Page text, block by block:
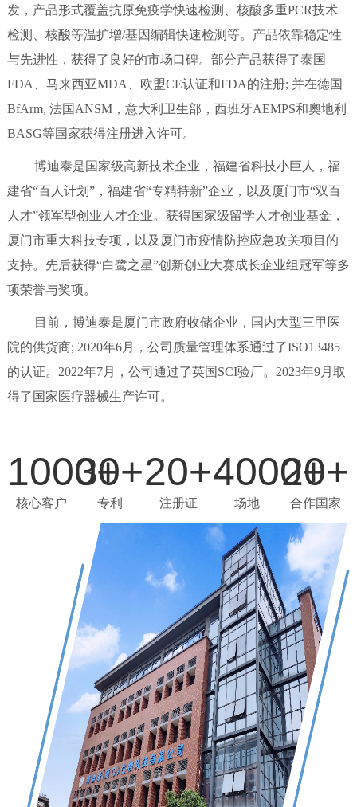
发，产品形式覆盖抗原免疫学快速检测、核酸多重PCR技术
检测、核酸等温扩增/基因编辑快速检测等。产品依靠稳定性
与先进性，获得了良好的市场口碑。部分产品获得了泰国
FDA、马来西亚MDA、欧盟CE认证和FDA的注册; 并在德国
BfArm, 法国ANSM，意大利卫生部，西班牙AEMPS和奧地利
BASG等国家获得注册进入许可。
博迪泰是国家级高新技术企业，福建省科技小巨人，福
建省“百人计划”，福建省“专精特新”企业，以及厦门市“双百
人才”领军型创业人才企业。获得国家级留学人才创业基金，
厦门市重大科技专项，以及厦门市疫情防控应急攻关项目的
支持。先后获得“白鹭之星”创新创业大赛成长企业组冠军等多
项荣誉与奖项。
目前，博迪泰是厦门市政府收储企业，国内大型三甲医
院的供货商; 2020年6月，公司质量管理体系通过了ISO13485
的认证。2022年7月，公司通过了英国SCI验厂。2023年9月取
得了国家医疗器械生产许可。
1000+
核心客户
30+
专利
20+
注册证
4000+
场地
20+
合作国家